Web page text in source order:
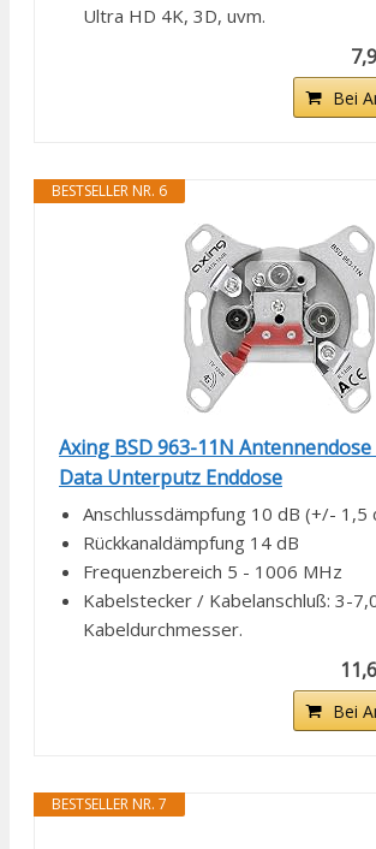
Ultra HD 4K, 3D, uvm.
Bei
BESTSELLER NR. 6
Axing BSD 963-11N Antennendose
Data Unterputz Enddose
Anschlussdämpfung 10 dB (+/- 1,5
Rückkanaldämpfung 14 dB
Frequenzbereich 5 - 1006 MHz
Kabelstecker / Kabelanschluß: 3-
Kabeldurchmesser.
Bei
BESTSELLER NR. 7